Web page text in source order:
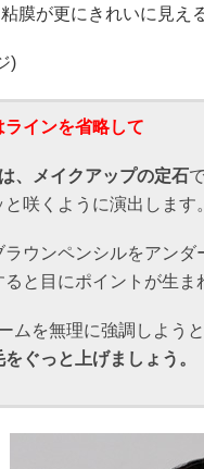
膜が更にきれいに見え
)
インを省略して
、メイクアップの定石
咲くように演出します。
ウンペンシルをアンダ
と目にポイントが生ま
を無理に強調しようと
ぐっと上げましょう。